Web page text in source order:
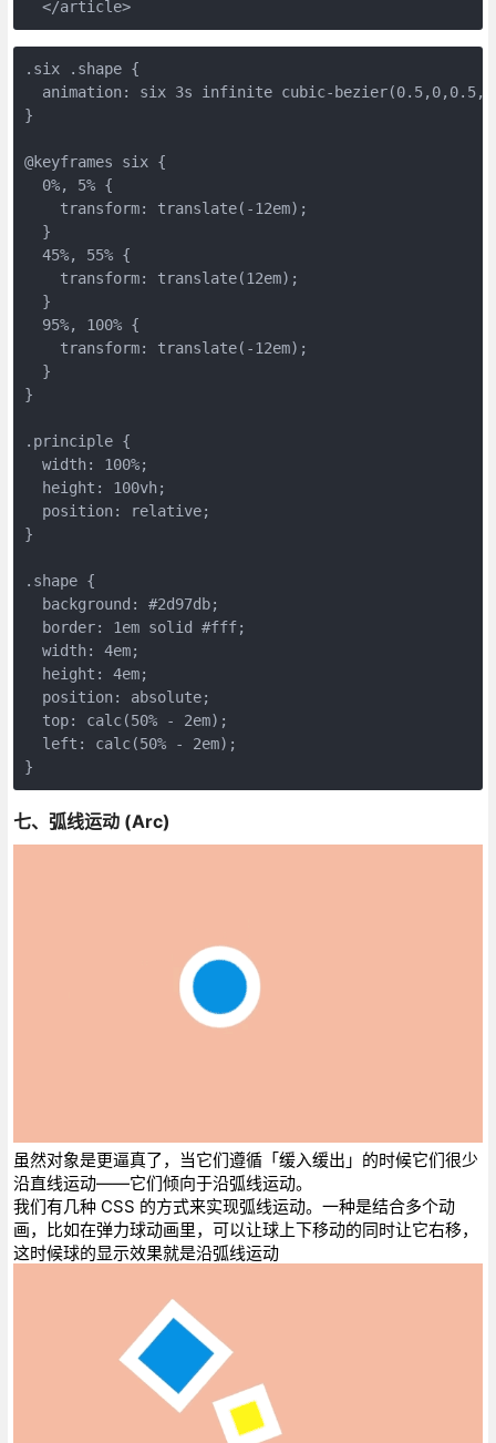
  </article>
.six .shape {
animation: six 3s infinite cubic-
}
@keyframes six {
  0%, 5% {
    transform: translate(-12em);
  }
  45%, 55% {
    transform: translate(12em);
  }
  95%, 100% {
    transform: translate(-12em);
  }
}
.principle {
  width: 100%;
  height: 100vh;
  position: relative;
}
.shape {
  background: #2d97db;
  border: 1em solid #fff;
  width: 4em;
  height: 4em;
  position: absolute;
  top: calc(50% - 2em);
  left: calc(50% - 2em);
}
七、弧线运动 (Arc)
虽然对象是更逼真了，当它们遵循「缓入缓出」的时候它们很少
沿直线运动——它们倾向于沿弧线运动。
我们有几种 CSS 的方式来实现弧线运动。一种是结合多个动
画，比如在弹力球动画里，可以让球上下移动的同时让它右移，
这时候球的显示效果就是沿弧线运动